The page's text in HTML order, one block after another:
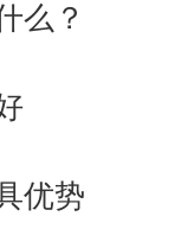
么？
优势